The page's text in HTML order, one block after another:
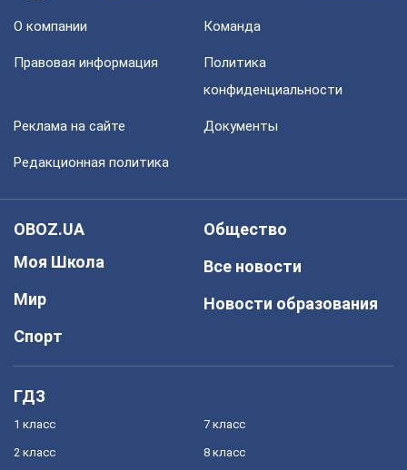
О компании Команда
Правовая информация
Политика
конфиденциальности
Реклама на сайте Документы
Редакционная политика
OBOZ.UA
Моя Школа
Мир
Спорт
Общество
Все новости
Новости образования
ГДЗ
1 класс
2 класс
7 класс
8 класс